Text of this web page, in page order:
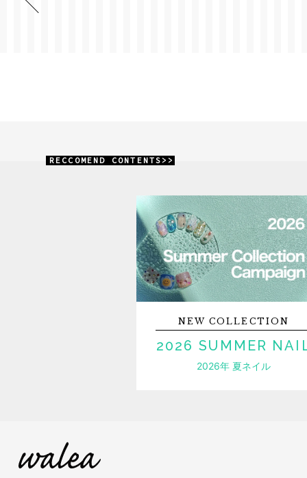
RECCOMEND CONTENTS>>
NEWCOLLECTION
2026 SUMMER
2026年 夏ネイル